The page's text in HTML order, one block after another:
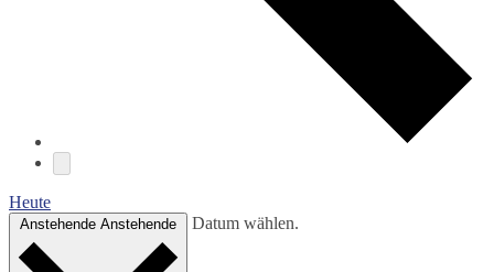
Heute
Anstehende Anstehende Datum wählen.